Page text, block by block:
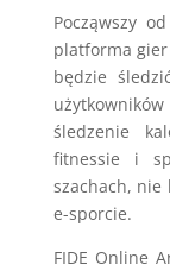
Począwszy
platforma gier
będzie
śledzenie
fitnessie i
szachach, nie
e-sporcie.
FIDE Online